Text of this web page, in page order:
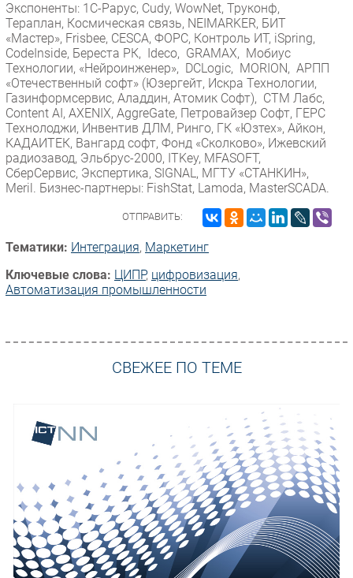
Экспоненты: 1С-Рарус, Cudy, WowNet, Труконф,
Тераплан, Космическая связь, NEIMARKER, БИТ
«Мастер», Frisbee, CESCA, ФОРС, Контроль ИТ, iSpring,
CodeInside, Береста РК, Ideco, GRAMAX, Мобиус
Технологии, «Нейроинженер», DCLogic, MORION, АРПП
«Отечественный софт» (Юзергейт, Искра Технологии,
Газинформсервис, Аладдин, Атомик Софт), СТМ Лабс,
Content AI, AXENIX, AggreGate, Петровайзер Софт, ГЕРС
Технолоджи, Инвентив ДЛМ, Ринго, ГК «Юзтех», Айкон,
КАДАИТЕК, Вангард софт, Фонд «Сколково», Ижевский
радиозавод, Эльбрус-2000, ITKey, MFASOFT,
СберСервис, Экспертика, SIGNAL, МГТУ «СТАНКИН»,
Meril. Бизнес-партнеры: FishStat, Lamoda, MasterSCADA.
ОТПРАВИТЬ:
Тематики: Интеграция, Маркетинг
Ключевые слова: ЦИПР, цифровизация,
Автоматизация промышленности
СВЕЖЕЕ ПО ТЕМЕ